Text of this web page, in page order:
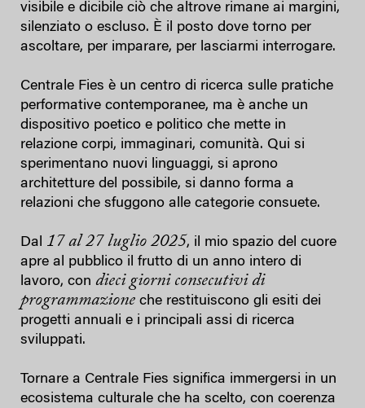
visibile e dicibile ciò che altrove rimane ai margini,
silenziato o escluso. È il posto dove torno per
ascoltare, per imparare, per lasciarmi interrogare.
Centrale Fies è un centro di ricerca sulle pratiche
performative contemporanee, ma è anche un
dispositivo poetico e politico che mette in
relazione corpi, immaginari, comunità. Qui si
sperimentano nuovi linguaggi, si aprono
architetture del possibile, si danno forma a
relazioni che sfuggono alle categorie consuete.
Dal 17 al 27 luglio 2025, il mio spazio del cuore
apre al pubblico il frutto di un anno intero di
lavoro, con dieci giorni consecutivi di
programmazione che restituiscono gli esiti dei
progetti annuali e i principali assi di ricerca
sviluppati.
Tornare a Centrale Fies significa immergersi in un
ecosistema culturale che ha scelto, con coerenza